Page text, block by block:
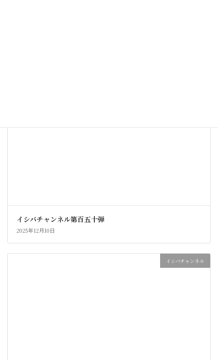
イシバチャンネル第百五十弾
2025年12月10日
イシバチャンネル